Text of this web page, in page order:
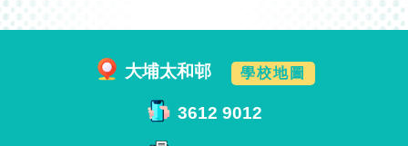
大埔太和邨 學校地圖
3612 9012